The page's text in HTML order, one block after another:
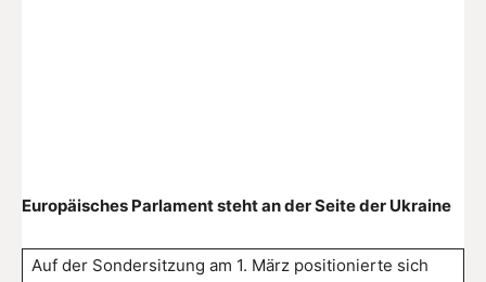
Europäisches Parlament steht an der Seite der Ukraine
Auf der Sondersitzung am 1. März positionierte sich